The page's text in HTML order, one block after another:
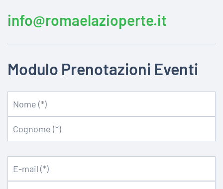
info@romaelazioperte.it
Modulo Prenotazioni Eventi